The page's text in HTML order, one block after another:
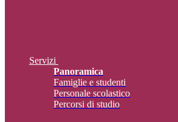
Servizi
Panoramica
Famiglie e studenti
Personale scolastico
Percorsi di studio